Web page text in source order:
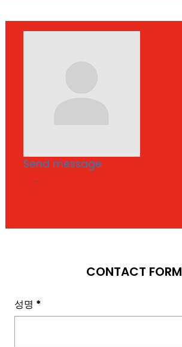
Send message
...
CONTACT FORM
성명 *